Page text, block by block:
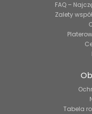
FAQ –
Zalety
Tabela